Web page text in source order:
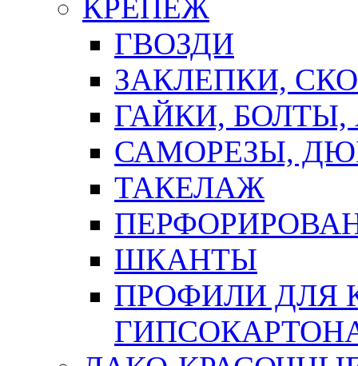
КРЕПЕЖ
ГВОЗДИ
ЗАКЛЕПКИ,
ГАЙКИ,
САМОРЕЗЫ,
ТАКЕЛАЖ
ШКАНТЫ
ПРОФИЛИ ДЛЯ